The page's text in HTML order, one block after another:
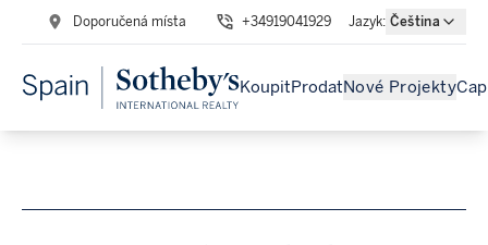
Doporučená místa +34919041929 Jazyk: Čeština
KoupitProdatNové Projekty